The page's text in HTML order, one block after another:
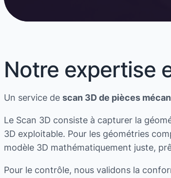
Notre expertise
Un service de scan 3D de pièces
Le Scan 3D consiste à capturer la
3D exploitable. Pour les géométries
modèle 3D mathématiquement juste,
Pour le contrôle, nous validons la